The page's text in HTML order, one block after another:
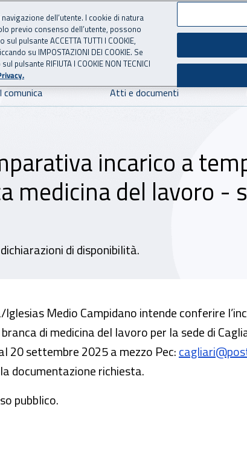
l'Assicurazione
comunica Atti e documenti
incarico a
medicina del lavoro -
di disponibilità.
Medio Campidano intende conferire
di medicina del lavoro per la sede di
20 settembre 2025 a mezzo Pec:
documentazione richiesta.
pubblico.
dell’utente. I cookie di natura
previo consenso dell’utente, possono
pulsante ACCETTA TUTTI I COOKIE,
su IMPOSTAZIONI DEI COOKIE. Se
RIFIUTA I COOKIE NON TECNICI